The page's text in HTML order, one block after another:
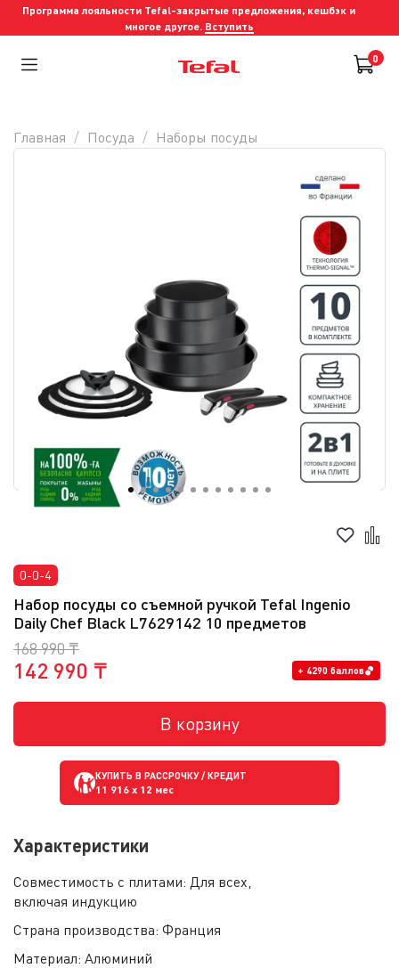
Программа лояльности Tefal-закрытые предложения, кешбэк и
многое другое. Вступить
0
0-0-4
Набор посуды со съемной ручкой Tefal Ingenio
Daily Chef Black L7629142 10 предметов
168 990 ₸
142 990 ₸ + 4290 баллов
В корзину
КУПИТЬ В РАССРОЧКУ / КРЕДИТ
11 916 x 12 мес
Характеристики
Совместимость с плитами: Для всех,
включая индукцию
Страна производства: Франция
Материал: Алюминий
Главная Посуда Наборы посуды